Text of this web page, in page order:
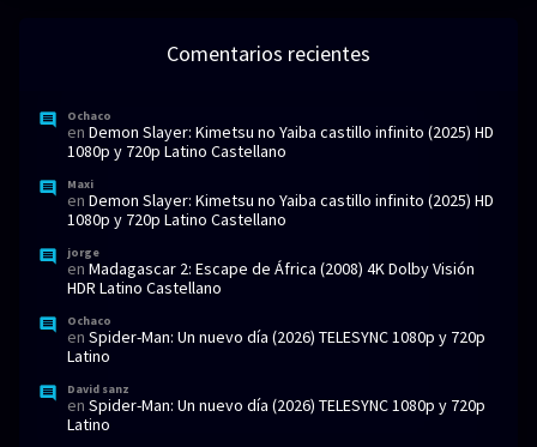
Comentarios recientes
Ochaco
en Demon Slayer: Kimetsu no Yaiba castillo infinito (2025) HD
1080p y 720p Latino Castellano
Maxi
en Demon Slayer: Kimetsu no Yaiba castillo infinito (2025) HD
1080p y 720p Latino Castellano
jorge
en Madagascar 2: Escape de África (2008) 4K Dolby Visión
HDR Latino Castellano
Ochaco
en Spider-Man: Un nuevo día (2026) TELESYNC 1080p y 720p
Latino
David sanz
en Spider-Man: Un nuevo día (2026) TELESYNC 1080p y 720p
Latino